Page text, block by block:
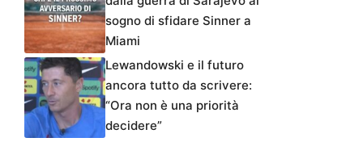
sogno di sfidare Sinner a
Miami
Lewandowski e il futuro
ancora tutto da scrivere:
“Ora non è una priorità
decidere”